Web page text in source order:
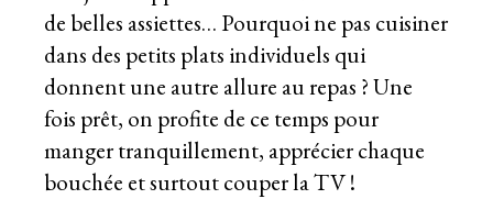
de belles assiettes… Pourquoi ne pas cuisiner
dans des petits plats individuels qui
donnent une autre allure au repas ? Une
fois prêt, on profite de ce temps pour
manger tranquillement, apprécier chaque
bouchée et surtout couper la TV !